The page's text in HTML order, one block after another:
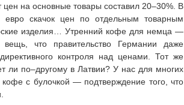
на основные товары составил 20–30%. В
скачок цен по отдельным товарным
изделия… Утренний кофе для немца —
вещь, что правительство Германии даже
контроля над ценами. Тот же
ли по–другому в Латвии? У нас для многих
с булочкой — подтверждение того, что